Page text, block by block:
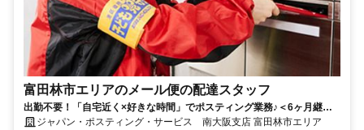
富田林市エリアのメール便の配達スタッフ
出勤不要！「自宅近く×好きな時間」でポスティング業務♪＜6ヶ月継続
勤務で合計2万円のプチボーナス＞
ジャパン・ポスティング・サービス 南大阪支店 富田林市エリア